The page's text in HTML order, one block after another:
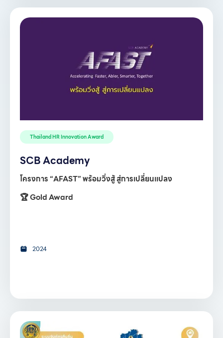
Thailand HR Innovation Award
SCB Academy
โครงการ “AFAST” พร้อมวิ่งสู้ สู่การเปลี่ยนแปลง
🏆 Gold Award
2024